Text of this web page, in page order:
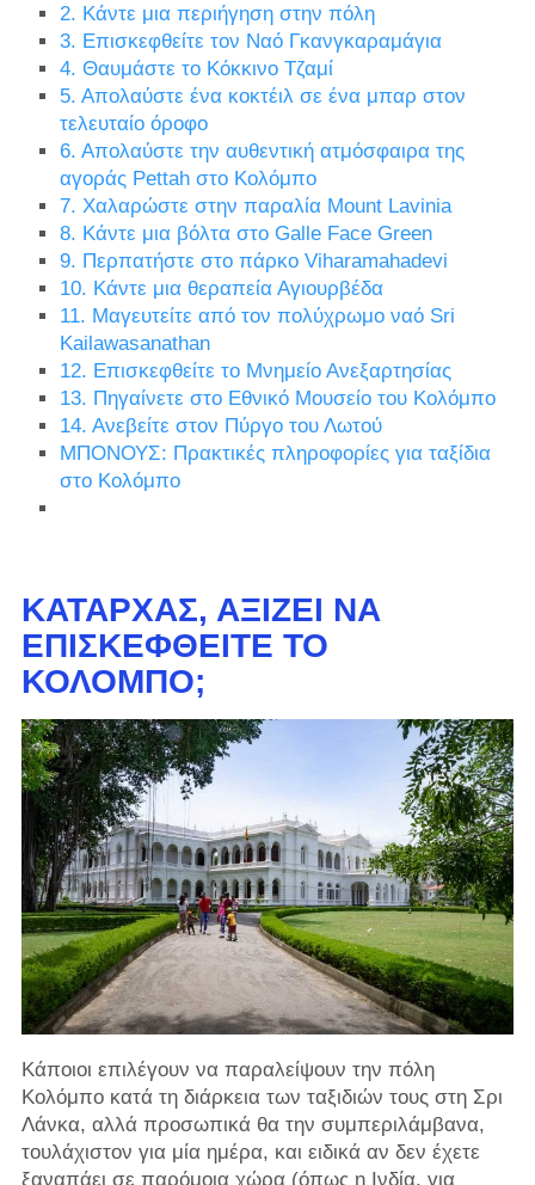
2. Κάντε μια περιήγηση στην πόλη
3. Επισκεφθείτε τον Ναό Γκανγκαραμάγια
4. Θαυμάστε το Κόκκινο Τζαμί
5. Απολαύστε ένα κοκτέιλ σε ένα μπαρ στον
τελευταίο όροφο
6. Απολαύστε την αυθεντική ατμόσφαιρα της
αγοράς Pettah στο Κολόμπο
7. Χαλαρώστε στην παραλία Mount Lavinia
8. Κάντε μια βόλτα στο Galle Face Green
9. Περπατήστε στο πάρκο Viharamahadevi
10. Κάντε μια θεραπεία Αγιουρβέδα
11. Μαγευτείτε από τον πολύχρωμο ναό Sri
Kailawasanathan
12. Επισκεφθείτε το Μνημείο Ανεξαρτησίας
13. Πηγαίνετε στο Εθνικό Μουσείο του Κολόμπο
14. Ανεβείτε στον Πύργο του Λωτού
ΜΠΟΝΟΥΣ: Πρακτικές πληροφορίες για ταξίδια
στο Κολόμπο
ΚΑΤΑΡΧΆΣ, ΑΞΊΖΕΙ ΝΑ
ΕΠΙΣΚΕΦΘΕΊΤΕ ΤΟ
ΚΟΛΌΜΠΟ;
Κάποιοι επιλέγουν να παραλείψουν την πόλη
Κολόμπο κατά τη διάρκεια των ταξιδιών τους στη Σρι
Λάνκα, αλλά προσωπικά θα την συμπεριλάμβανα,
τουλάχιστον για μία ημέρα, και ειδικά αν δεν έχετε
ξαναπάει σε παρόμοια χώρα (όπως η Ινδία, για